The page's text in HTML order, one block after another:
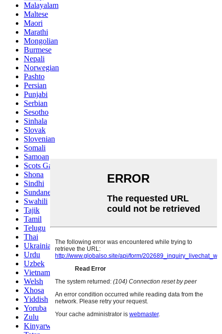
Malayalam
Maltese
Maori
Marathi
Mongolian
Burmese
Nepali
Norwegian
Pashto
Persian
Punjabi
Serbian
Sesotho
Sinhala
Slovak
Slovenian
Somali
Samoan
Scots Gaelic
Shona
Sindhi
Sundanese
Swahili
Tajik
Tamil
Telugu
Thai
Ukrainian
Urdu
Uzbek
Vietnamese
Welsh
Xhosa
Yiddish
Yoruba
Zulu
Kinyarwanda